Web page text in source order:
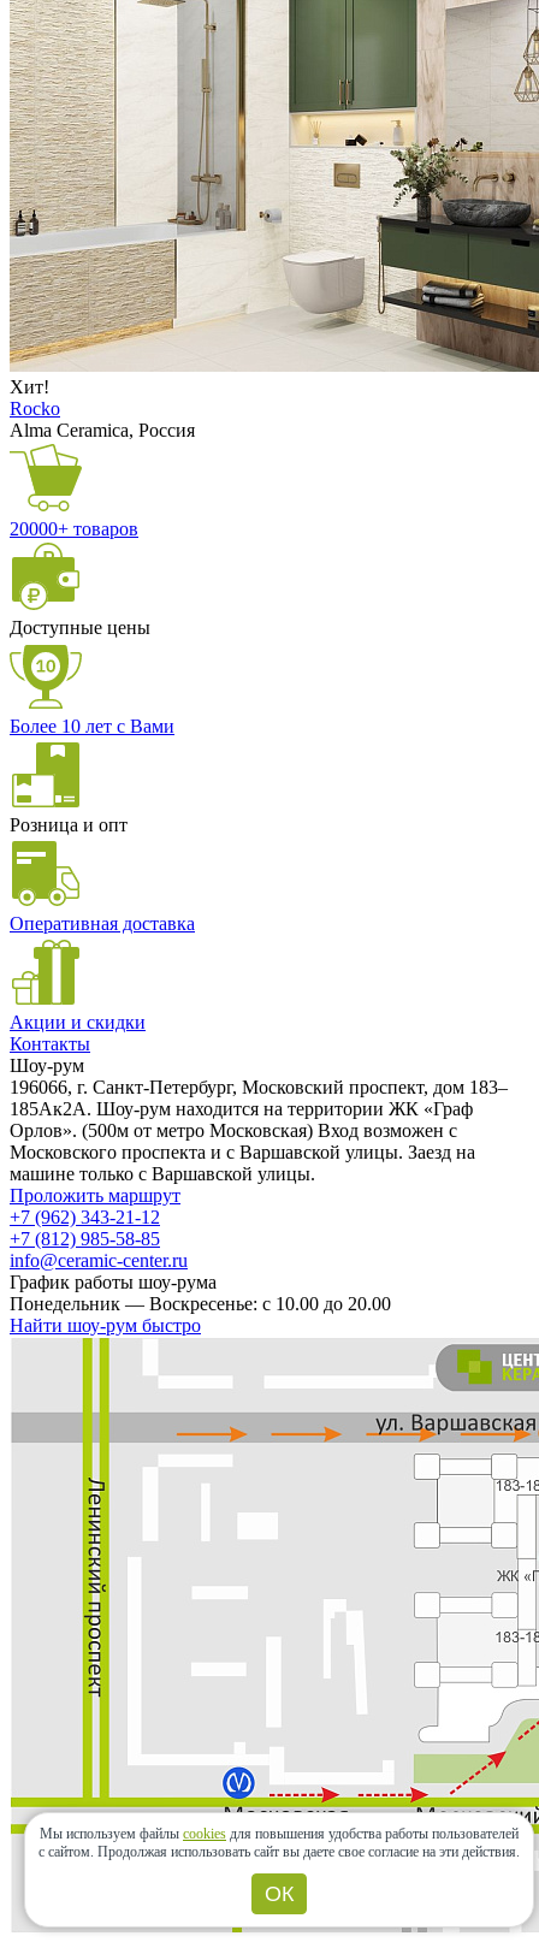
Хит!
Rocko
Alma Ceramica, Россия
20000+ товаров
Доступные цены
Более 10 лет с Вами
Розница и опт
Оперативная доставка
Акции и скидки
Контакты
Шоу-рум
196066, г. Санкт-Петербург, Московский проспект, дом 183–
185Ак2А. Шоу-рум находится на территории ЖК «Граф
Орлов». (500м от метро Московская) Вход возможен с
Московского проспекта и с Варшавской улицы. Заезд на
машине только с Варшавской улицы.
Проложить маршрут
+7 (962) 343-21-12
+7 (812) 985-58-85
info@ceramic-center.ru
График работы шоу-рума
Понедельник — Воскресенье: с 10.00 до 20.00
Найти шоу-рум быстро
Мы используем файлы cookies для повышения удобства работы пользователей
с сайтом. Продолжая использовать сайт вы даете свое согласие на эти действия.
ОК